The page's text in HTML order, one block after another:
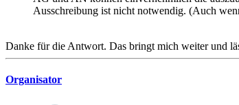
Ausschreibung ist nicht notwendig. (Auch
Danke für die Antwort. Das bringt mich weiter und
Organisator